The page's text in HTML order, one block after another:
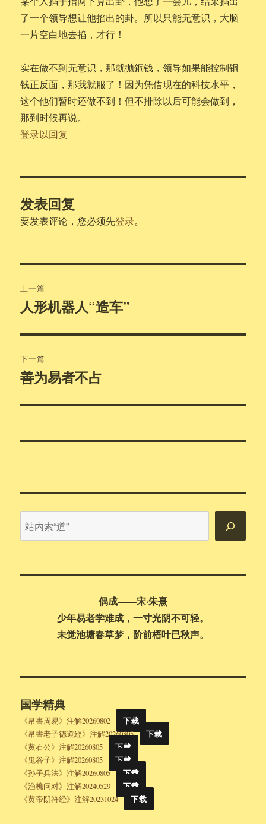
了一个领导想让他掐出的卦。所以只能无意识，大脑
一片空白地去掐，才行！
实在做不到无意识，那就抛銅钱，领导如果能控制铜
钱正反面，那我就服了！因为凭借现在的科技水平，
这个他们暂时还做不到！但不排除以后可能会做到，
那到时候再说。
登录以回复
发表回复
要发表评论，您必须先登录。
章
航
上一篇
上
文
章：
人形机器人“造车”
下一篇
下
文
善为易者不占
内
偶成——宋·朱熹
少年易老学难成，一寸光阴不可轻。
未觉池塘春草梦，阶前梧叶已秋声。
国学精典
《帛書周易》注解20260802
下载
《帛書老子德道經》注解20260805
下载
《黄石公》注解20260805
下载
《鬼谷子》注解20260805
下载
《孙子兵法》注解20260805
下载
《渔樵问对》注解20240529
下载
《黄帝阴符经》注解20231024
下载